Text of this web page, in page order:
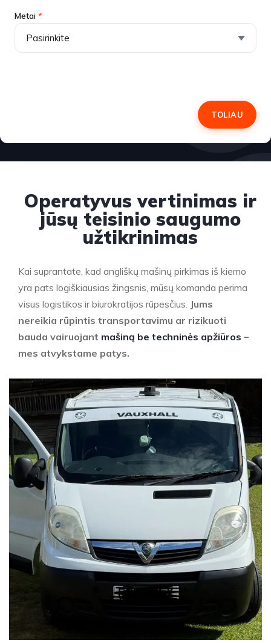
Metai *
TOLIAU
Operatyvus vertinimas ir
jūsų teisinio saugumo
užtikrinimas
Kai suprantate, kad angliškų mašinų pirkimas iš kiemo
yra pats logiškiausias žingsnis, mūsų komanda perima
visus logistikos ir biurokratijos rūpesčius. Jums
nereikia rūpintis transportavimu ar rizikuoti
bauda vairuojant mašiną be techninės apžiūros –
mes atvykstame patys.